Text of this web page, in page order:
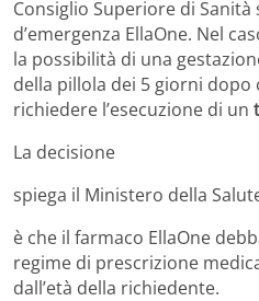
Consiglio Superiore di
d’emergenza EllaOne. Nel
la possibilità di una
della pillola dei 5 giorni dopo
richiedere l’esecuzione di un
La decisione
spiega il Ministero della
è che il farmaco EllaOne
regime di prescrizione
dall’età della richiedente.